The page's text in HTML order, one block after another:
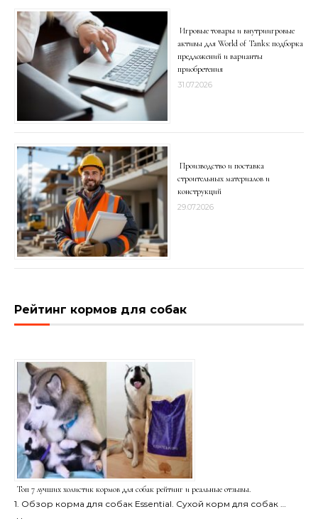
Игровые товары и внутриигровые
активы для World of Tanks: подборка
предложений и варианты
приобретения
31.07.2026
Производство и поставка
строительных материалов и
конструкций
29.07.2026
Рейтинг кормов для собак
Топ 7 лучших холистик кормов для собак рейтинг и реальные отзывы.
1. Обзор корма для собак Essential. Сухой корм для собак …